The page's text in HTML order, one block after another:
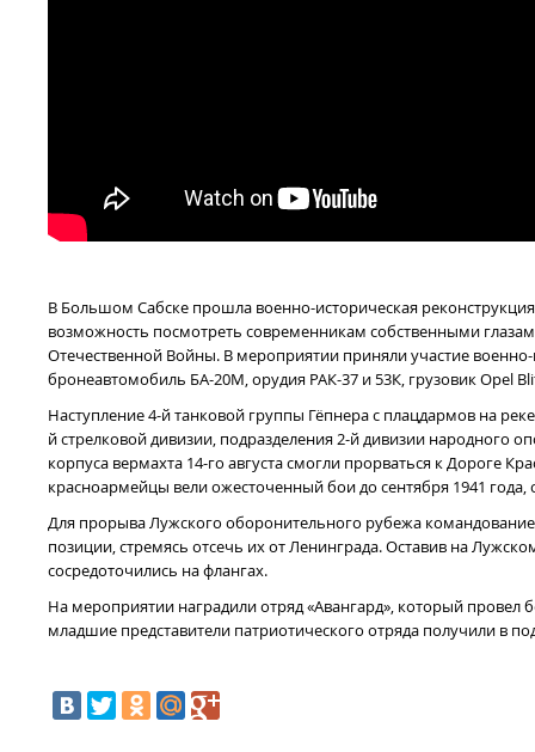
В Большом Сабске прошла военно-историческая
возможность посмотреть современникам собственными
Отечественной Войны. В мероприятии приняли участие
бронеавтомобиль БА-20М, орудия РАК-37 и 53К, грузовик Opel
Наступление 4-й танковой группы Гёпнера с плацдармов на
й стрелковой дивизии, подразделения 2-й дивизии
корпуса вермахта 14-го августа смогли прорваться к Дороге
красноармейцы вели ожесточенный бои до сентября 1941
Для прорыва Лужского оборонительного рубежа
позиции, стремясь отсечь их от Ленинграда. Оставив на
сосредоточились на флангах.
На мероприятии наградили отряд «Авангард», который
младшие представители патриотического отряда получили в